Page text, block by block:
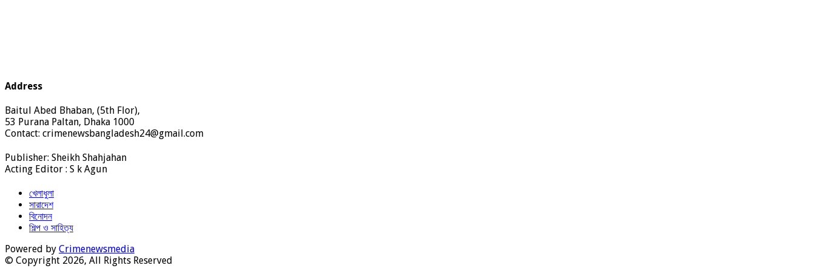
Address
Baitul Abed Bhaban, (5th Flor),
53 Purana Paltan, Dhaka 1000
Contact: crimenewsbangladesh24@gmail.com
Publisher: Sheikh Shahjahan
Acting Editor : S k Agun
খেলাধুলা
সারাদেশ
বিনোদন
শিল্প ও সাহিত্য
Powered by Crimenewsmedia
© Copyright 2026, All Rights Reserved